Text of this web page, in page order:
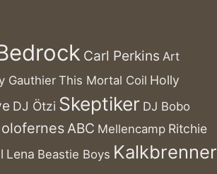
Carl Perkins Art
Gauthier This Mortal Coil Holly
DJ Ötzi Skeptiker DJ Bobo
ABC Mellencamp Ritchie
Lena Beastie Boys Kalkbrenner